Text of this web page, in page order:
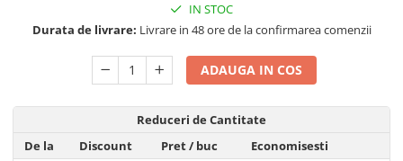
IN STOC
Durata de livrare: Livrare in 48 ore de la confirmarea comenzii
ADAUGA IN COS
Reduceri de Cantitate
De la
Discount Pret/ buc
Economisesti